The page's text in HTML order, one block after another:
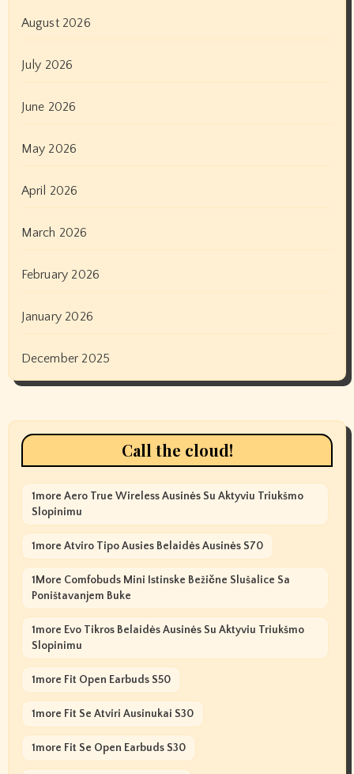
August 2026
July 2026
June 2026
May 2026
April 2026
March 2026
February 2026
January 2026
December 2025
Call the cloud!
1more Aero True Wireless Ausinės Su Aktyviu Triukšmo
Slopinimu
1more Atviro Tipo Ausies Belaidės Ausinės S70
1More Comfobuds Mini Istinske Bežične Slušalice Sa
Poništavanjem Buke
1more Evo Tikros Belaidės Ausinės Su Aktyviu Triukšmo
Slopinimu
1more Fit Open Earbuds S50
1more Fit Se Atviri Ausinukai S30
1more Fit Se Open Earbuds S30